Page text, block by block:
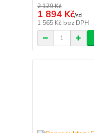
2 129 Kč
1 894 Kč/sd
1 565 Kč bez DPH